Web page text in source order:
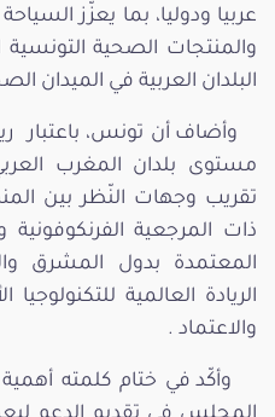
عربيا ودوليا، بما يعزّز
والمنتجات الصحية
البلدان العربية في الميدان
وأضاف أن تونس، باعتبار
مستوى بلدان المغرب
تقريب وجهات النّظر بين
ذات المرجعية
المعتمدة بدول المشرق
الريادة العالمية
والاعتماد .
وأكّد في ختام كلمته